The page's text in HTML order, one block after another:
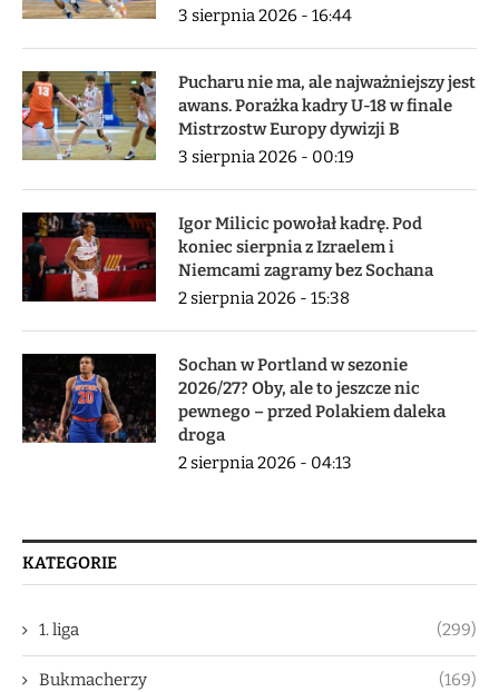
3 sierpnia 2026 - 16:44
Pucharu nie ma, ale najważniejszy jest
awans. Porażka kadry U-18 w finale
Mistrzostw Europy dywizji B
3 sierpnia 2026 - 00:19
Igor Milicic powołał kadrę. Pod
koniec sierpnia z Izraelem i
Niemcami zagramy bez Sochana
2 sierpnia 2026 - 15:38
Sochan w Portland w sezonie
2026/27? Oby, ale to jeszcze nic
pewnego – przed Polakiem daleka
droga
2 sierpnia 2026 - 04:13
KATEGORIE
1. liga (299)
Bukmacherzy (169)